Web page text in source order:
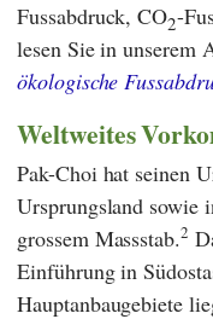
Fussabdruck, CO2-
lesen Sie in unserem
ökologische
Weltweites
Pak-Choi hat seinen
Ursprungsland sowie
grossem Massstab.2
Einführung in
Hauptanbaugebiete